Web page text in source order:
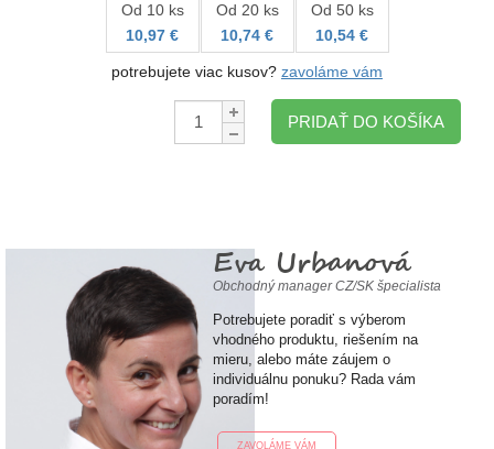
Od 10 ks
10,97 €
Od 20 ks
10,74 €
Od 50 ks
10,54 €
potrebujete viac kusov? zavoláme vám
Množstvo:
PRIDAŤ DO KOŠÍKA
Eva Urbanová
Obchodný manager CZ/SK špecialista
Potrebujete poradiť s výberom
vhodného produktu, riešením na
mieru, alebo máte záujem o
individuálnu ponuku? Rada vám
poradím!
ZAVOLÁME VÁM